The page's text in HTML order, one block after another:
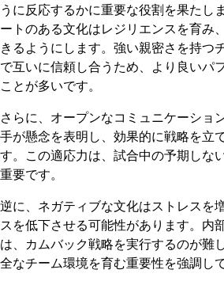
うに反応するかに重要な役割を果たし
ートのある文化はレジリエンスを育み
きるようにします。強い親密さを持つ
で互いに信頼し合うため、より良いパ
ことが多いです。
さらに、オープンなコミュニケーショ
手が懸念を表明し、効果的に戦略を立
す。この適応力は、試合中の予期しな
重要です。
逆に、ネガティブな文化はストレスを
スを低下させる可能性があります。内
は、カムバック戦略を実行するのが難
全なチーム環境を育む重要性を強調し